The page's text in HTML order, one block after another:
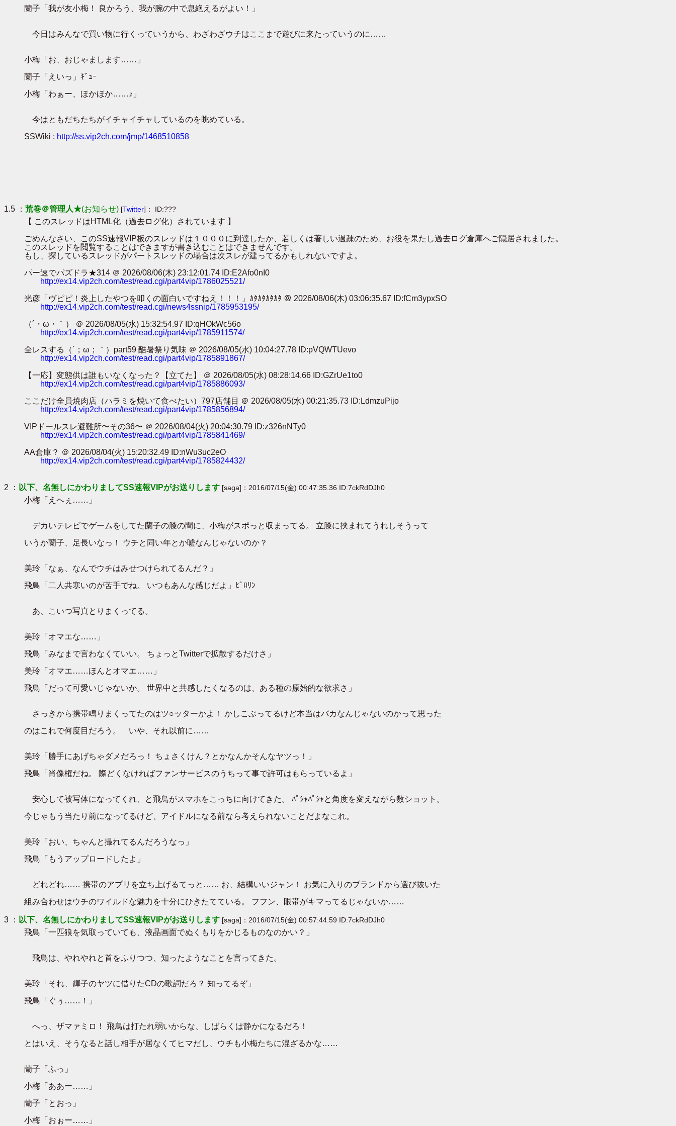
蘭子「我が友小梅！ 良かろう、我が腕の中で息絶えるがよい！」
今日はみんなで買い物に行くっていうから、わざわざウチはここまで遊びに来たっていうのに……
小梅「お、おじゃまします……」
蘭子「えいっ」ｷﾞｭｰ
小梅「わぁー、ほかほか……♪」
今はともだちたちがイチャイチャしているのを眺めている。
SSWiki : http://ss.vip2ch.com/jmp/1468510858
1.5 ： 荒巻＠管理人★(お知らせ) [Twitter]： ID:???
【 このスレッドはHTML化（過去ログ化）されています 】
ごめんなさい、このSS速報VIP板のスレッドは１０００に到達したか、若しくは著しい過疎のため、お役を果たし過去ログ倉庫へご隠居されました。
このスレッドを閲覧することはできますが書き込むことはできませんです。
もし、探しているスレッドがパートスレッドの場合は次スレが建ってるかもしれないですよ。
パー速でパズドラ★314 ＠ 2026/08/06(木) 23:12:01.74 ID:E2Afo0nI0
http://ex14.vip2ch.com/test/read.cgi/part4vip/1786025521/
光彦「ヴピピ！炎上したやつを叩くの面白いですねえ！！！」ｶﾀｶﾀｶﾀｶﾀ ＠ 2026/08/06(木) 03:06:35.67 ID:fCm3ypxSO
http://ex14.vip2ch.com/test/read.cgi/news4ssnip/1785953195/
（´・ω・｀） ＠ 2026/08/05(水) 15:32:54.97 ID:qHOkWc56o
http://ex14.vip2ch.com/test/read.cgi/part4vip/1785911574/
全レスする（´；ω；｀）part59 酷暑祭り気味 ＠ 2026/08/05(水) 10:04:27.78 ID:pVQWTUevo
http://ex14.vip2ch.com/test/read.cgi/part4vip/1785891867/
【一応】変態供は誰もいなくなった？【立てた】 ＠ 2026/08/05(水) 08:28:14.66 ID:GZrUe1to0
http://ex14.vip2ch.com/test/read.cgi/part4vip/1785886093/
ここだけ全員焼肉店（ハラミを焼いて食べたい）797店舗目 ＠ 2026/08/05(水) 00:21:35.73 ID:LdmzuPijo
http://ex14.vip2ch.com/test/read.cgi/part4vip/1785856894/
VIPドールスレ避難所〜その36〜 ＠ 2026/08/04(火) 20:04:30.79 ID:z326nNTy0
http://ex14.vip2ch.com/test/read.cgi/part4vip/1785841469/
AA倉庫？ ＠ 2026/08/04(火) 15:20:32.49 ID:nWu3uc2eO
http://ex14.vip2ch.com/test/read.cgi/part4vip/1785824432/
2 ： 以下、名無しにかわりましてSS速報VIPがお送りします [saga]：2016/07/15(金) 00:47:35.36 ID:7ckRdDJh0
小梅「えへぇ……」
デカいテレビでゲームをしてた蘭子の膝の間に、小梅がスポっと収まってる。 立膝に挟まれてうれしそうって
いうか蘭子、足長いなっ！ ウチと同い年とか嘘なんじゃないのか？
美玲「なぁ、なんでウチはみせつけられてるんだ？」
飛鳥「二人共寒いのが苦手でね。 いつもあんな感じだよ」ﾋﾟﾛﾘﾝ
あ、こいつ写真とりまくってる。
美玲「オマエな……」
飛鳥「みなまで言わなくていい。 ちょっとTwitterで拡散するだけさ」
美玲「オマエ……ほんとオマエ……」
飛鳥「だって可愛いじゃないか。 世界中と共感したくなるのは、ある種の原始的な欲求さ」
さっきから携帯鳴りまくってたのはツ○ッターかよ！ かしこぶってるけど本当はバカなんじゃないのかって思った
のはこれで何度目だろう。 いや、それ以前に……
美玲「勝手にあげちゃダメだろっ！ ちょさくけん？とかなんかそんなヤツっ！」
飛鳥「肖像権だね。 際どくなければファンサービスのうちって事で許可はもらっているよ」
安心して被写体になってくれ、と飛鳥がスマホをこっちに向けてきた。 ﾊﾟｼｬﾊﾟｼｬと角度を変えながら数ショット。
今じゃもう当たり前になってるけど、アイドルになる前なら考えられないことだよなこれ。
美玲「おい、ちゃんと撮れてるんだろうなっ」
飛鳥「もうアップロードしたよ」
どれどれ…… 携帯のアプリを立ち上げるてっと…… お、結構いいジャン！ お気に入りのブランドから選び抜いた
組み合わせはウチのワイルドな魅力を十分にひきたてている。 フフン、眼帯がキマってるじゃないか……
3 ： 以下、名無しにかわりましてSS速報VIPがお送りします [saga]：2016/07/15(金) 00:57:44.59 ID:7ckRdDJh0
飛鳥「一匹狼を気取っていても、液晶画面でぬくもりをかじるものなのかい？」
飛鳥は、やれやれと首をふりつつ、知ったようなことを言ってきた。
美玲「それ、輝子のヤツに借りたCDの歌詞だろ？ 知ってるぞ」
飛鳥「ぐぅ……！」
へっ、ザマァミロ！ 飛鳥は打たれ弱いからな、しばらくは静かになるだろ！
とはいえ、そうなると話し相手が居なくてヒマだし、ウチも小梅たちに混ざるかな……
蘭子「ふっ」
小梅「ああー……」
蘭子「とおっ」
小梅「おぉー……」